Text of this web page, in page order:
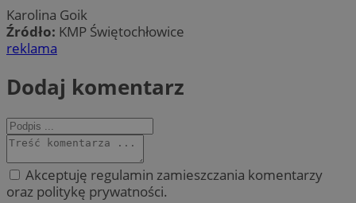
Karolina Goik
Źródło: KMP Świętochłowice
reklama
Dodaj komentarz
Akceptuję regulamin zamieszczania komentarzy
oraz politykę prywatności.